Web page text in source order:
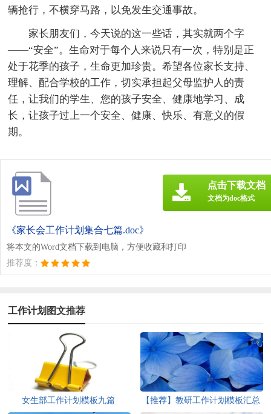
辆抢行，不横穿马路，以免发生交通事故。
家长朋友们，今天说的这一些话，其实就两个字
——“安全”。生命对于每个人来说只有一次，特别是正
处于花季的孩子，生命更加珍贵。希望各位家长支持、
理解、配合学校的工作，切实承担起父母监护人的责
任，让我们的学生、您的孩子安全、健康地学习、成
长，让孩子过上一个安全、健康、快乐、有意义的假
期。
《家长会工作计划集合七篇.doc》
将本文的Word文档下载到电脑，方便收藏和打印
推荐度：
点击下载文档
文档为doc格式
工作计划图文推荐
女生部工作计划模板九篇
【推荐】教研工作计划模板汇总